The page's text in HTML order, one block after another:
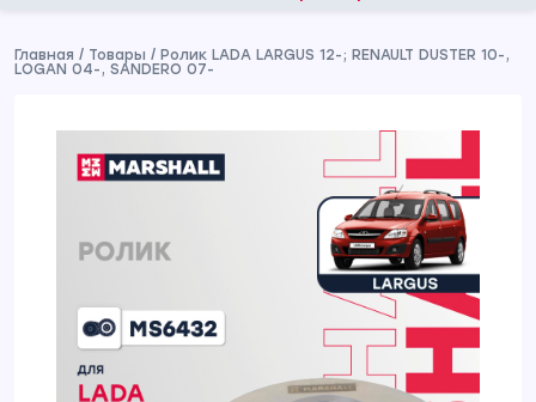
Главная / Товары / Ролик LADA LARGUS 12-; RENAULT DUSTER 10-,
LOGAN 04-, SANDERO 07-